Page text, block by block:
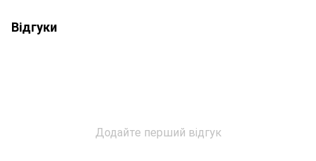
Відгуки
Додайте перший відгук